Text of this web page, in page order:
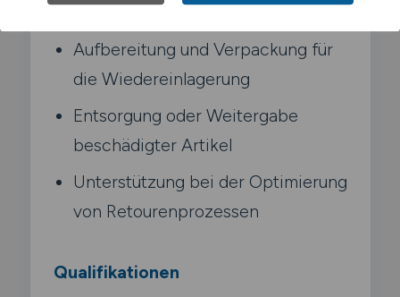
im WMS
Aufbereitung und Verpackung für
die Wiedereinlagerung
Entsorgung oder Weitergabe
beschädigter Artikel
Unterstützung bei der Optimierung
von Retourenprozessen
Qualifikationen